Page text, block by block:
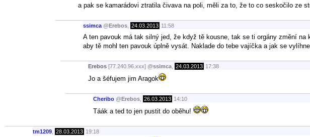
a pak se kamarádovi ztratila čivava na poli, měli za to, že to co seskočilo ze
ssimca @Erebos 24.03.2013 11:58
A ten pavouk má tak silný jed, že když tě kousne, tak se ti orgány změní
aby tě mohl ten pavouk úplně vysát. Naklade do tebe vajíčka a jak se
Erebos [77.240.96.xxx] @ssimca 24.03.2013 17:38
Jo a šéfujem jim Aragok
Cheribo @Erebos 26.03.2013 14:10
Táák a ted to jen pustit do oběhu!
tm1209 28.03.2013 19:18